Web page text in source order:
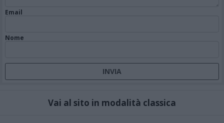
Email
Nome
Vai al sito in modalità classica